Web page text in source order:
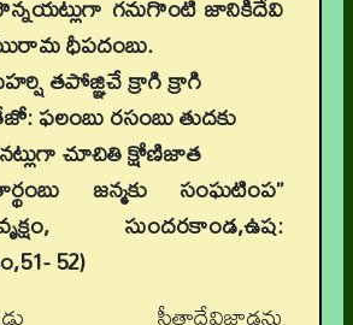
గనుగొంటి జానికీదేవి
ధీపదంబు.
తపోజ్ఞిచే క్రాగి క్రాగి
ఫలంబు రసంబు తుదకు
చూచితి క్షోణిజాత
జన్మకు సంఘటింప”
సుందరకాండ,ఉష:
52)